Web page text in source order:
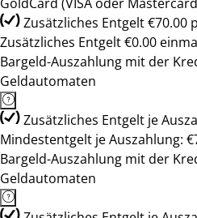
Zusätzliches Entgelt €70.00
Zusätzliches Entgelt €0.00
Bargeld-Auszahlung mit der
Geldautomaten
Zusätzliches Entgelt je
Mindestentgelt je Auszahlung:
Bargeld-Auszahlung mit der
Geldautomaten